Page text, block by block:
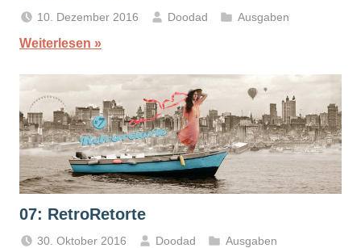
10. Dezember 2016 Doodad Ausgaben
Weiterlesen
07: RetroRetorte
30. Oktober 2016 Doodad Ausgaben